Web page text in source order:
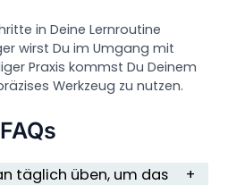
in Deine Lernroutine
wirst Du im Umgang mit
Praxis kommst Du Deinem
Werkzeug zu nutzen.
FAQs
täglich üben, um das